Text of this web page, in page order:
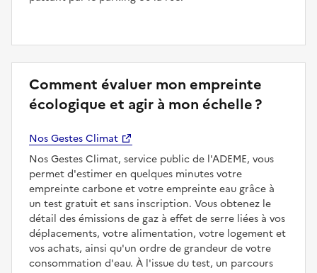
Comment évaluer mon empreinte
écologique et agir à mon échelle ?
Nos Gestes Climat
Nos Gestes Climat, service public de l'ADEME, vous
permet d'estimer en quelques minutes votre
empreinte carbone et votre empreinte eau grâce à
un test gratuit et sans inscription. Vous obtenez le
détail des émissions de gaz à effet de serre liées à vos
déplacements, votre alimentation, votre logement et
vos achats, ainsi qu'un ordre de grandeur de votre
consommation d'eau. À l'issue du test, un parcours